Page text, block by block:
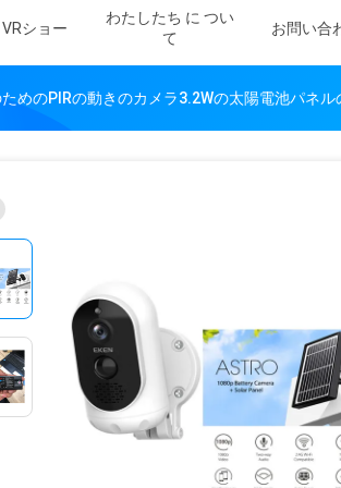
VRショー
わたしたち に つい
て
お問い合
めのPIRの動きのカメラ3.2Wの太陽電池パネ